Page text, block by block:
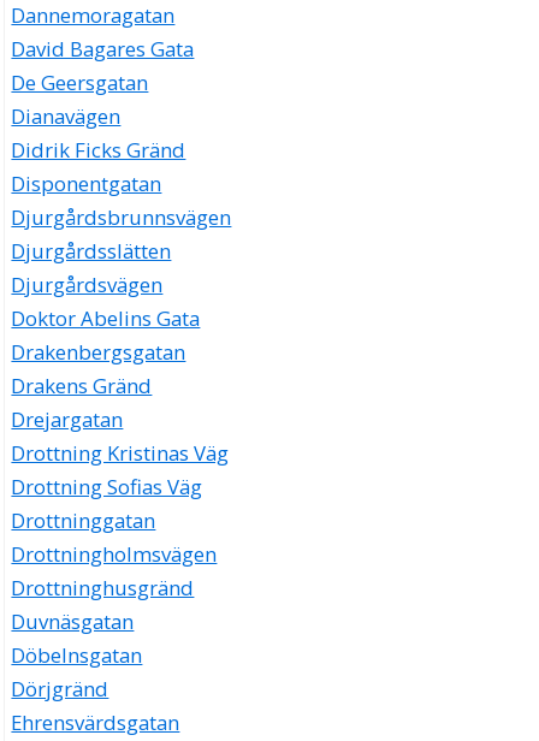
Dannemoragatan
David Bagares Gata
De Geersgatan
Dianavägen
Didrik Ficks Gränd
Disponentgatan
Djurgårdsbrunnsvägen
Djurgårdsslätten
Djurgårdsvägen
Doktor Abelins Gata
Drakenbergsgatan
Drakens Gränd
Drejargatan
Drottning Kristinas Väg
Drottning Sofias Väg
Drottninggatan
Drottningholmsvägen
Drottninghusgränd
Duvnäsgatan
Döbelnsgatan
Dörjgränd
Ehrensvärdsgatan